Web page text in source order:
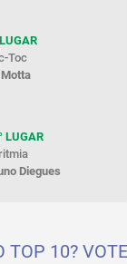
Toc
Motta
LUGAR
Diegues
TOP 10?